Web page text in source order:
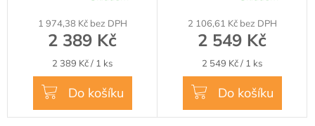
produktu
hvězdiček.
1 974,38 Kč bez DPH
2 389 Kč
Měrná
cena:
2 389 Kč / 1 ks
Do košíku
produktu
hvězdiček.
2 106,61 Kč bez DPH
2 549 Kč
Měrná
cena:
2 549 Kč / 1 ks
Do košíku